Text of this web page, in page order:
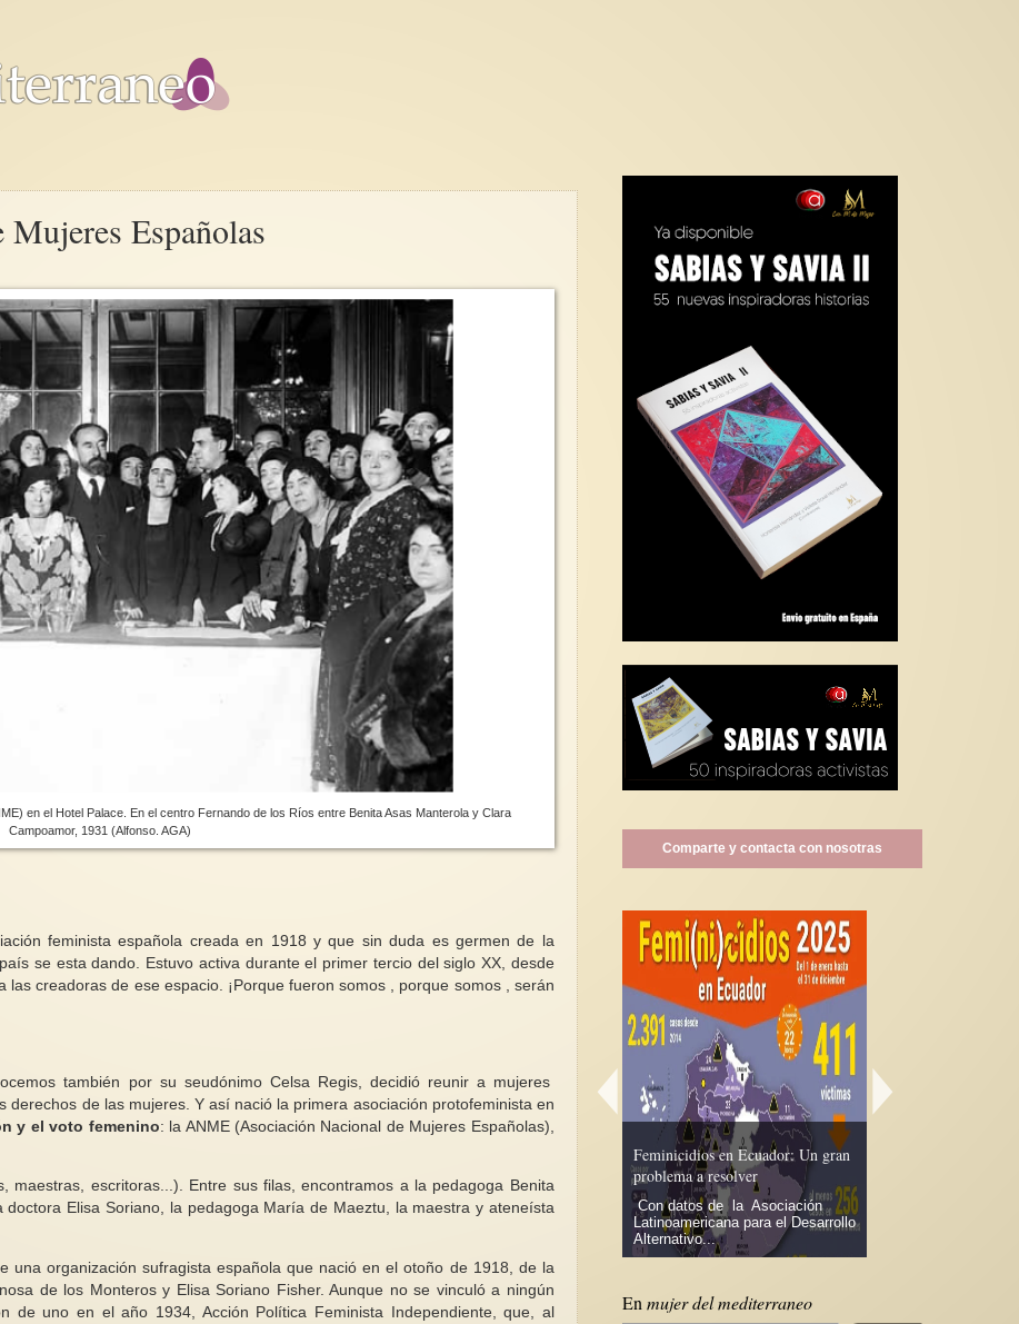
Españolas
en el Hotel Palace. En el centro Fernando de los Ríos entre Benita Asas Manterola y Clara
Campoamor, 1931 (Alfonso. AGA)
feminista española creada en 1918 y que sin duda es germen de la
se esta dando. Estuvo activa durante el primer tercio del siglo XX, desde
creadoras de ese espacio. ¡Porque fueron somos , porque somos , serán
también por su seudónimo Celsa Regis, decidió reunir a mujeres
derechos de las mujeres. Y así nació la primera asociación protofeminista en
y el voto femenino: la ANME (Asociación Nacional de Mujeres Españolas),
maestras, escritoras...). Entre sus filas, encontramos a la pedagoga Benita
Elisa Soriano, la pedagoga María de Maeztu, la maestra y ateneísta
una organización sufragista española que nació en el otoño de 1918, de la
de los Monteros y Elisa Soriano Fisher. Aunque no se vinculó a ningún
de uno en el año 1934, Acción Política Feminista Independiente, que, al
Comparte y contacta con nosotras
la violencia
de la violencia
, un pequeño
de 18
Condiciones para un sistema de
Tomamos el texto de nuestra
admirada María Pazos para
Un punto de inflexión en las
negociaciones multilaterales sobre
los derechos de las mujeres
La CSW70, celebrada en marzo
de este año, puso de manifiesto
una creciente polarización de...
Feminicidios en Ecuador: Un gran
problema a resolver
Con datos de la Asociación
Latinoamericana para el Desarrollo
Alternativo...
En mujer del mediterraneo